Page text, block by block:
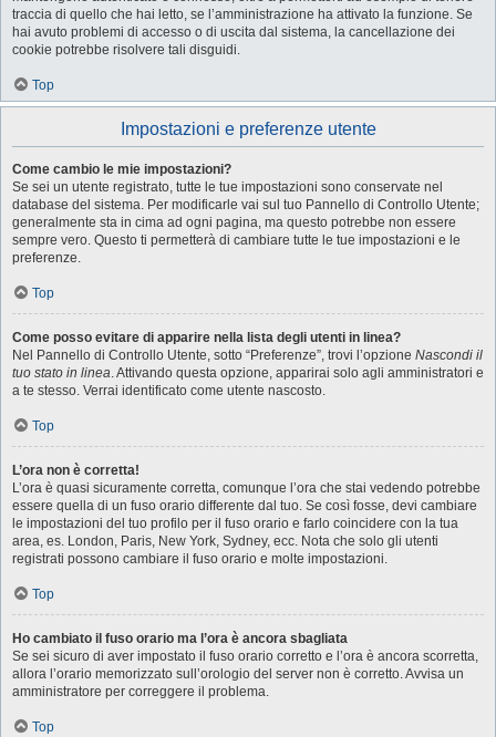
traccia di quello che hai letto, se l’amministrazione ha attivato la funzione. Se
hai avuto problemi di accesso o di uscita dal sistema, la cancellazione dei
cookie potrebbe risolvere tali disguidi.
Top
Impostazioni e preferenze utente
Come cambio le mie impostazioni?
Se sei un utente registrato, tutte le tue impostazioni sono conservate nel
database del sistema. Per modificarle vai sul tuo Pannello di Controllo Utente;
generalmente sta in cima ad ogni pagina, ma questo potrebbe non essere
sempre vero. Questo ti permetterà di cambiare tutte le tue impostazioni e le
preferenze.
Top
Come posso evitare di apparire nella lista degli utenti in linea?
Nel Pannello di Controllo Utente, sotto “Preferenze”, trovi l’opzione Nascondi il
tuo stato in linea. Attivando questa opzione, apparirai solo agli amministratori e
a te stesso. Verrai identificato come utente nascosto.
Top
L’ora non è corretta!
L’ora è quasi sicuramente corretta, comunque l’ora che stai vedendo potrebbe
essere quella di un fuso orario differente dal tuo. Se così fosse, devi cambiare
le impostazioni del tuo profilo per il fuso orario e farlo coincidere con la tua
area, es. London, Paris, New York, Sydney, ecc. Nota che solo gli utenti
registrati possono cambiare il fuso orario e molte impostazioni.
Top
Ho cambiato il fuso orario ma l’ora è ancora sbagliata
Se sei sicuro di aver impostato il fuso orario corretto e l’ora è ancora scorretta,
allora l’orario memorizzato sull’orologio del server non è corretto. Avvisa un
amministratore per correggere il problema.
Top